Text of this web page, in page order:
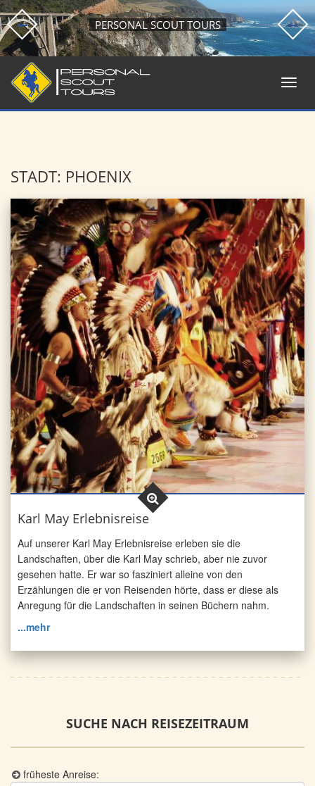
PERSONAL SCOUT TOURS
STADT: PHOENIX
Karl May Erlebnisreise
Auf unserer Karl May Erlebnisreise erleben sie die
Landschaften, über die Karl May schrieb, aber nie zuvor
gesehen hatte. Er war so fasziniert alleine von den
Erzählungen die er von Reisenden hörte, dass er diese als
Anregung für die Landschaften in seinen Büchern nahm.
...mehr
SUCHE NACH REISEZEITRAUM
früheste Anreise: